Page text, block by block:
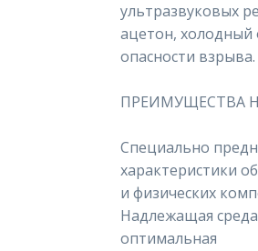
ультразвуковых
ацетон, холодный
опасности взрыва.
ПРЕИМУЩЕСТВА
Специально
характеристики
и физических
Надлежащая
оптимальная